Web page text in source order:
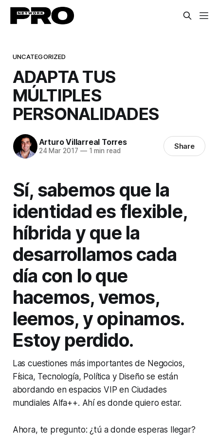
UNCATEGORIZED
ADAPTA TUS
MÚLTIPLES
PERSONALIDADES
Arturo Villarreal Torres
24 Mar 2017 —1 min read Share
Sí, sabemos que la
identidad es flexible,
híbrida y que la
desarrollamos cada
día con lo que
hacemos, vemos,
leemos, y opinamos.
Estoy perdido.
Las cuestiones más importantes de Negocios,
Física, Tecnología, Política y Diseño se están
abordando en espacios VIP en Ciudades
mundiales Alfa++. Ahí es donde quiero estar.
Ahora, te pregunto: ¿tú a donde esperas llegar?